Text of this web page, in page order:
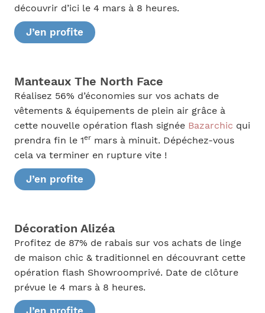
découvrir d’ici le 4 mars à 8 heures.
J’en profite
Manteaux The North Face
Réalisez 56% d’économies sur vos achats de
vêtements & équipements de plein air grâce à
cette nouvelle opération flash signée Bazarchic qui
prendra fin le 1ermars à minuit. Dépéchez-vous
cela va terminer en rupture vite !
J’en profite
Décoration Alizéa
Profitez de 87% de rabais sur vos achats de linge
de maison chic & traditionnel en découvrant cette
opération flash Showroomprivé. Date de clôture
prévue le 4 mars à 8 heures.